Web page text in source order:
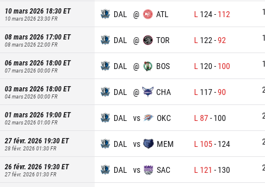
10 mars 2026 18:30ET
10 mars 2026 23:30FR DAL @ ATL L 124- 112
08 mars 2026 17:00ET
08 mars 2026 22:00FR DAL @ TOR L 122 -92
06 mars 2026 18:00ET
07 mars 2026 00:00FR DAL @ BOS L 120- 100
03 mars 2026 18:00ET
04 mars 2026 00:00FR DAL @ CHA L 117-90
01 mars 2026 19:00ET
02 mars 2026 01:00FR DAL vs OKC L 87- 100
27 févr. 2026 19:30ET
28 févr. 2026 01:30FR DAL vs MEM L 105- 124
26 févr. 2026 19:30ET
27 févr. 2026 01:30FR DAL vs SAC L 121 - 130